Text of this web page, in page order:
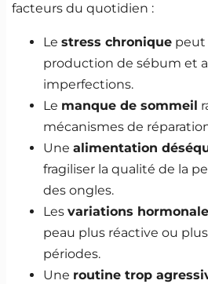
facteurs du quotidien :
Lestress chronique peut
production de sébum et
imperfections.
Le manque de sommeil
mécanismes de
Unealimentation
fragiliser la qualité de la
des ongles.
Lesvariations
peau plus réactive ou
périodes.
Une routine trop